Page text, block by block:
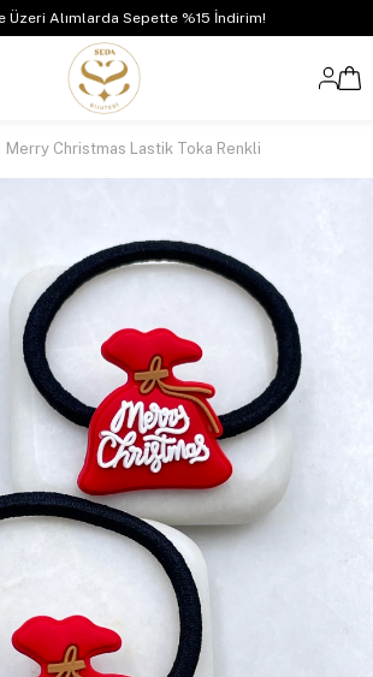
Üzeri Alımlarda Sepette %15 İndirim!
Merry Christmas Lastik Toka Renkli